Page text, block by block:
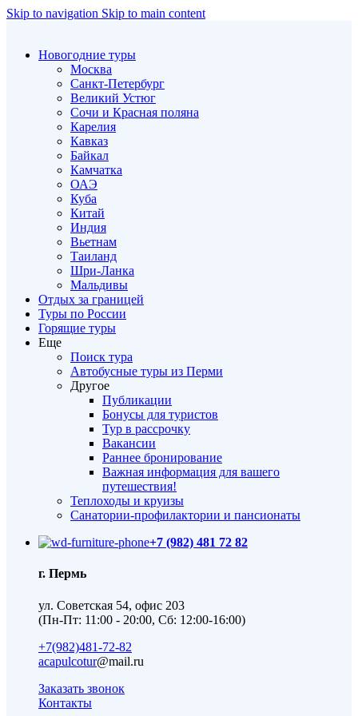
Skip to navigation Skip to main content
Новогодние туры
Москва
Санкт-Петербург
Великий Устюг
Сочи и Красная поляна
Карелия
Кавказ
Байкал
Камчатка
ОАЭ
Куба
Китай
Индия
Вьетнам
Таиланд
Шри-Ланка
Мальдивы
Отдых за границей
Туры по России
Горящие туры
Еще
Поиск тура
Автобусные туры из Перми
Другое
Публикации
Бонусы для туристов
Тур в рассрочку
Вакансии
Раннее бронирование
Важная информация для вашего
путешествия!
Теплоходы и круизы
Санатории-профилактории и пансионаты
+7 (982) 481 72 82
г. Пермь
ул. Советская 54, офис 203
(Пн-Пт: 11:00 - 20:00, Сб: 12:00-16:00)
+7(982)481-72-82
acapulcotur@mail.ru
Заказать звонок
Контакты